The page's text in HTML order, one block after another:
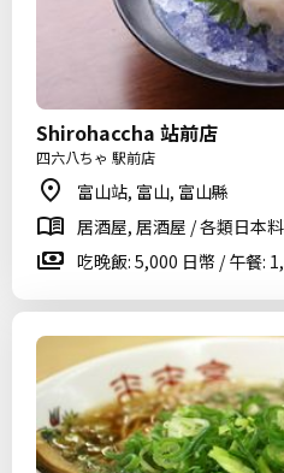
Shirohaccha 站前店
四六八ちゃ 駅前店
富山站, 富山, 富山縣
居酒屋, 居酒屋 / 各類日本
吃晚飯: 5,000 日幣 / 午餐: